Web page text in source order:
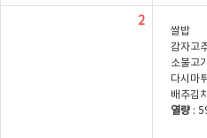
2
쌀밥
감자고
소불고기
다시마
배추김치
열량 :